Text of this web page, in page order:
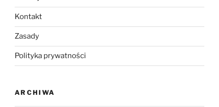
Kontakt
Zasady
Polityka prywatności
ARCHIWA